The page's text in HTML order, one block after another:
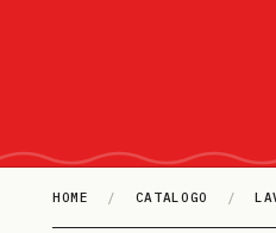
HOME / CATALOGO /